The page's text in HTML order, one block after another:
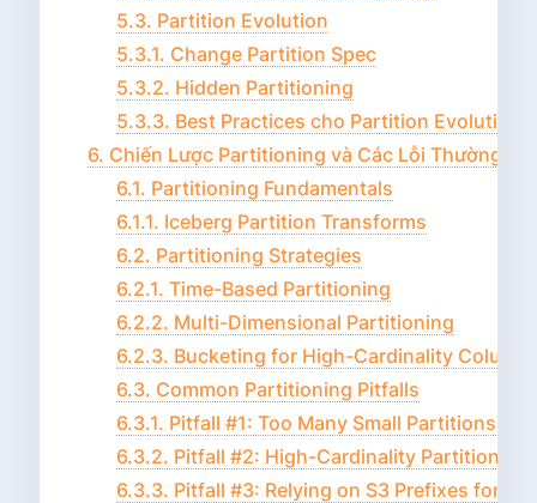
5.3. Partition Evolution
5.3.1. Change Partition Spec
5.3.2. Hidden Partitioning
5.3.3. Best Practices cho Partition Evolution
6. Chiến Lược Partitioning và Các Lỗi Thường
6.1. Partitioning Fundamentals
6.1.1. Iceberg Partition Transforms
6.2. Partitioning Strategies
6.2.1. Time-Based Partitioning
6.2.2. Multi-Dimensional Partitioning
6.2.3. Bucketing for High-Cardinality
6.3. Common Partitioning Pitfalls
6.3.1. Pitfall #1: Too Many Small Partitions
6.3.2. Pitfall #2: High-Cardinality Partition
6.3.3. Pitfall #3: Relying on S3 Prefixes for